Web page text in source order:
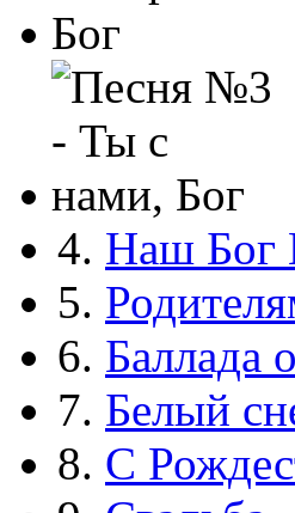
4. Наш Бог
5.
6. Баллада
7. Белый
8. С